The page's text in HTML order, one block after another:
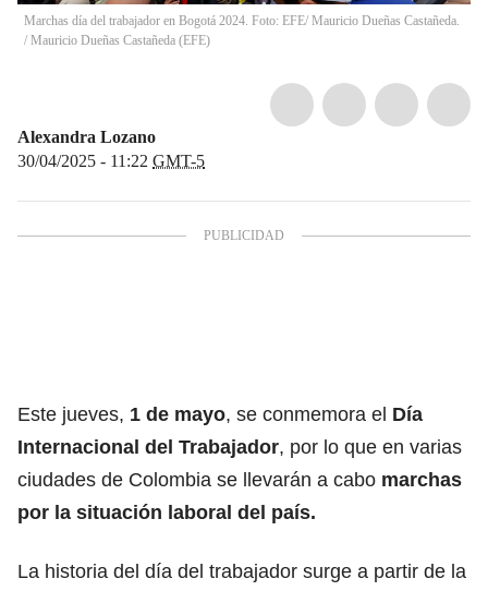
Marchas día del trabajador en Bogotá 2024. Foto: EFE/ Mauricio Dueñas Castañeda.
/ Mauricio Dueñas Castañeda (EFE)
Alexandra Lozano
30/04/2025 - 11:22 GMT-5
Este jueves, 1 de mayo, se conmemora el Día
Internacional del Trabajador, por lo que en varias
ciudades de Colombia se llevarán a cabo marchas
por la situación laboral del país.
La historia del día del trabajador surge a partir de la